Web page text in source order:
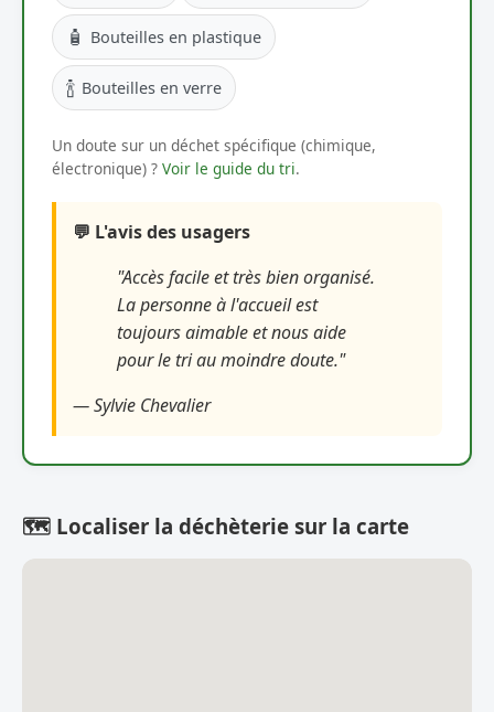
🧴 Bouteilles en plastique
🍾 Bouteilles en verre
Un doute sur un déchet spécifique (chimique,
électronique) ? Voir le guide du tri.
💬 L'avis des usagers
"Accès facile et très bien organisé.
La personne à l'accueil est
toujours aimable et nous aide
pour le tri au moindre doute."
— Sylvie Chevalier
🗺️ Localiser la déchèterie sur la carte